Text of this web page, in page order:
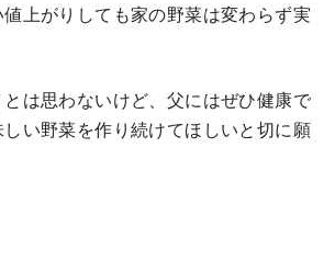
上がりしても家の野菜は変わらず実
は思わないけど、父にはぜひ健康で
い野菜を作り続けてほしいと切に願